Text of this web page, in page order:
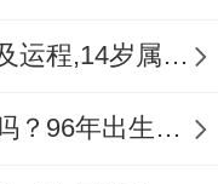
2008年属鼠女2022年运势及运程,14岁属鼠人2022全年每月运势女性如何
1996年属鼠2022年结婚好吗？96年出生的26岁属鼠的人可以结婚吗？